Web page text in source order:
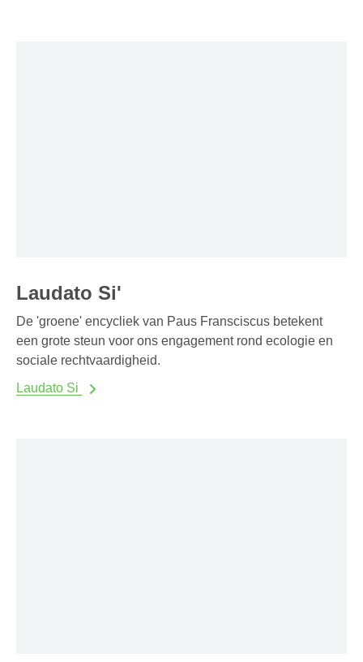
Laudato Si'
De 'groene' encycliek van Paus Fransciscus betekent
een grote steun voor ons engagement rond ecologie en
sociale rechtvaardigheid.
Laudato Si